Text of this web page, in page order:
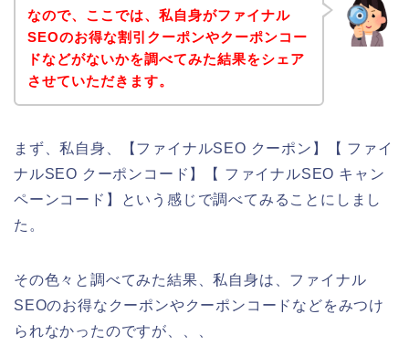
なので、ここでは、私自身がファイナル
SEOのお得な割引クーポンやクーポンコー
ドなどがないかを調べてみた結果をシェア
させていただきます。
まず、私自身、【ファイナルSEO クーポン】【 ファイ
ナルSEO クーポンコード】【 ファイナルSEO キャン
ペーンコード】という感じで調べてみることにしまし
た。
その色々と調べてみた結果、私自身は、ファイナル
SEOのお得なクーポンやクーポンコードなどをみつけ
られなかったのですが、、、